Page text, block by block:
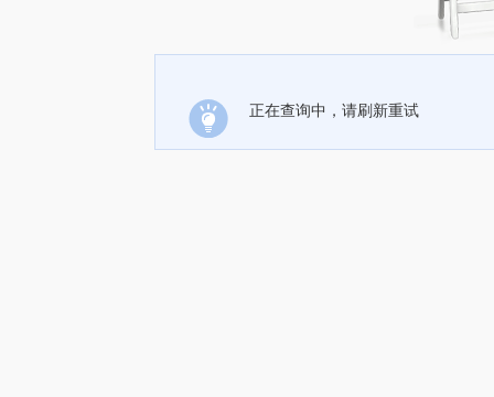
正在查询中，请刷新重试